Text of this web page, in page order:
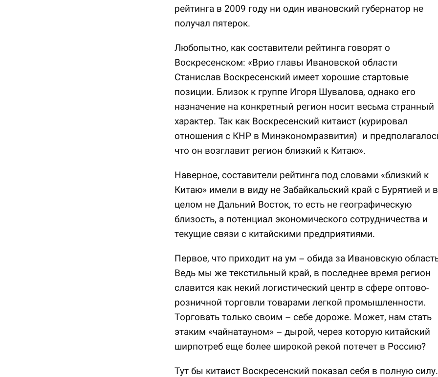
рейтинга в 2009 году ни один ивановский губернатор не
получал пятерок.
Любопытно, как составители рейтинга говорят о
Воскресенском: «Врио главы Ивановской области
Станислав Воскресенский имеет хорошие стартовые
позиции. Близок к группе Игоря Шувалова, однако его
назначение на конкретный регион носит весьма странный
характер. Так как Воскресенский китаист (курировал
отношения с КНР в Минэкономразвития) и
что он возглавит регион близкий к Китаю».
Наверное, составители рейтинга под словами «близкий к
Китаю» имели в виду не Забайкальский край с Бурятией и в
целом не Дальний Восток, то есть не географическую
близость, а потенциал экономического сотрудничества и
текущие связи с китайскими предприятиями.
Первое, что приходит на ум – обида за Ивановскую
Ведь мы же текстильный край, в последнее время регион
славится как некий логистический центр в сфере оптово-
розничной торговли товарами легкой промышленности.
Торговать только своим – себе дороже. Может, нам стать
этаким «чайнатауном» – дырой, через которую китайский
ширпотреб еще более широкой рекой потечет в Россию?
Тут бы китаист Воскресенский показал себя в полную силу.